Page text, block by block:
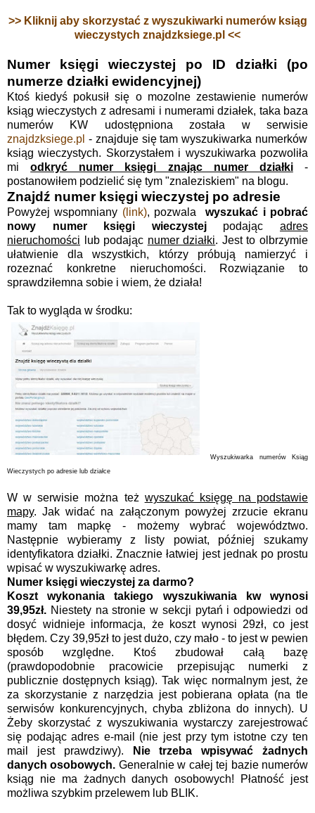
>> Kliknij aby skorzystać z wyszukiwarki numerów ksiąg
wieczystych znajdzksiege.pl <<
Numer księgi wieczystej po ID działki (po
numerze działki ewidencyjnej)
Ktoś kiedyś pokusił się o mozolne zestawienie numerów
ksiąg wieczystych z adresami i numerami działek, taka baza
numerów KW udostępniona została w serwisie
znajdzksiege.pl - znajduje się tam wyszukiwarka numerków
ksiąg wieczystych. Skorzystałem i wyszukiwarka pozwoliła
miodkryć numer księgi znając numer działki-
postanowiłem podzielić się tym "znaleziskiem" na blogu.
Znajdź numer księgi wieczystej po adresie
Powyżej wspomniany (link), pozwalawyszukać i pobrać
nowy numer księgi wieczystejpodającadres
nieruchomości lub podając numer działki. Jest to olbrzymie
ułatwienie dla wszystkich, którzy próbują namierzyć i
rozeznać konkretne nieruchomości. Rozwiązanie to
sprawdziłemna sobie i wiem, że działa!
Tak to wygląda w środku:
Wyszukiwarka numerów Ksiąg
Wieczystych po adresie lub działce
W w serwisie można też wyszukać księgę na podstawie
mapy. Jak widać na załączonym powyżej zrzucie ekranu
mamy tam mapkę - możemy wybrać województwo.
Następnie wybieramy z listy powiat, później szukamy
identyfikatora działki. Znacznie łatwiej jest jednak po prostu
wpisać w wyszukiwarkę adres.
Numer księgi wieczystej za darmo?
Koszt wykonania takiego wyszukiwania kw wynosi
39,95zł. Niestety na stronie w sekcji pytań i odpowiedzi od
dosyć widnieje informacja, że koszt wynosi 29zł, co jest
błędem. Czy 39,95zł to jest dużo, czy mało - to jest w pewien
sposób względne. Ktoś zbudował całą bazę
(prawdopodobnie pracowicie przepisując numerki z
publicznie dostępnych ksiąg). Tak więc normalnym jest, że
za skorzystanie z narzędzia jest pobierana opłata (na tle
serwisów konkurencyjnych, chyba zbliżona do innych). U
Żeby skorzystać z wyszukiwania wystarczy zarejestrować
się podając adres e-mail (nie jest przy tym istotne czy ten
mail jest prawdziwy).
Nie trzeba wpisywać żadnych
danych osobowych. Generalnie w całej tej bazie numerów
ksiąg nie ma żadnych danych osobowych! Płatność jest
możliwa szybkim przelewem lub BLIK.